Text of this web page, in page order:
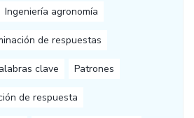
Ingeniería agronomía
de respuestas
clave Patrones
de respuesta